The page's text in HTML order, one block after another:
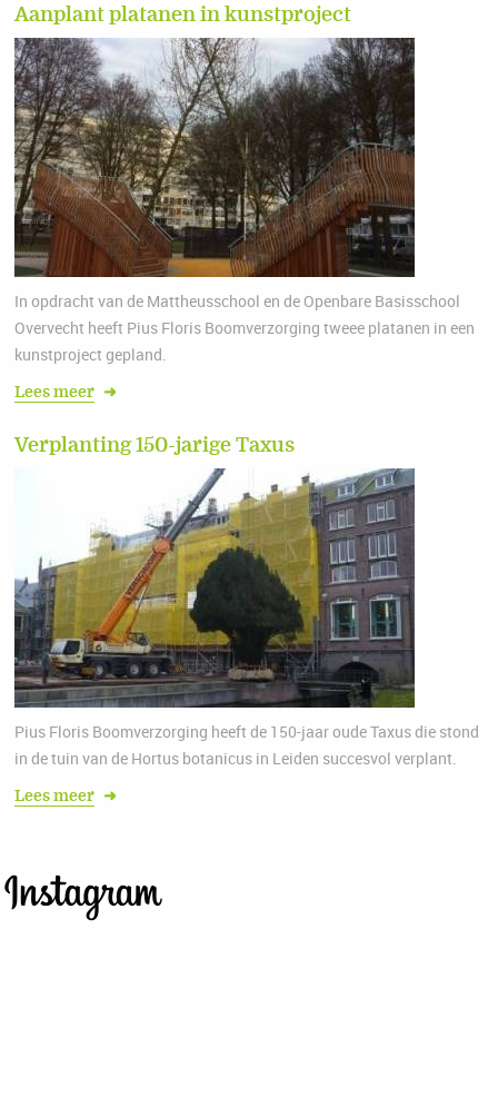
Aanplant platanen in kunstproject
In opdracht van de Mattheusschool en de Openbare Basisschool
Overvecht heeft Pius Floris Boomverzorging tweee platanen in een
kunstproject gepland.
Lees meer ➜
Verplanting 150-jarige Taxus
Pius Floris Boomverzorging heeft de 150-jaar oude Taxus die stond
in de tuin van de Hortus botanicus in Leiden succesvol verplant.
Lees meer ➜